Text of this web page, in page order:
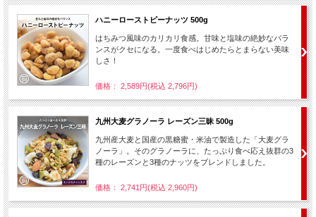
ハニーローストピーナッツ 500g
はちみつ風味のカリカリ食感。甘味と塩味の絶妙なバラ
ンスがクセになる。一度食べはじめたらとまらない美味
しさ！
価格： 2,589円(税込 2,796円)
九州大麦グラノーラ レーズン三昧 500g
九州産大麦と国産の黒糖蜜・米油で製造した「大麦グラ
ノーラ」。そのグラノーラに、たっぷり食べ応え抜群の3
種のレーズンと3種のナッツをブレンドしました。
価格： 2,741円(税込 2,960円)